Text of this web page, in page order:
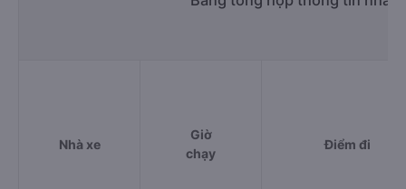
Nhà xe
Giờ
chạy
Điểm đi